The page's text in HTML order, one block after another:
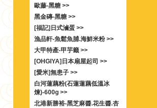
歐藤-黑糖 >>
黑金磚-黑糖 >>
[福記]日式滷蛋 >>
漁品軒-魚鬆魚脯.海鮮米粉 >>
大甲特產-甲芋籤 >>
[OHGIYA]日本扇屋起司 >>
[愛米]無患子 >>
白河蓮藕粉(石蓮蓮藕低溫冰
煉)-600g >>
北港新勝裕-黑芝麻醬.花生醬.杏